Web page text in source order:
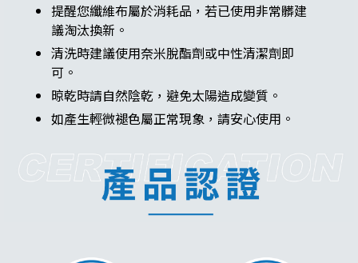
提醒您纖維布屬於消耗品，若已使用非常髒建
議淘汰換新。
清洗時建議使用奈米脫酯劑或中性清潔劑即
可。
晾乾時請自然陰乾，避免太陽造成變質。
如產生輕微褪色屬正常現象，請安心使用。